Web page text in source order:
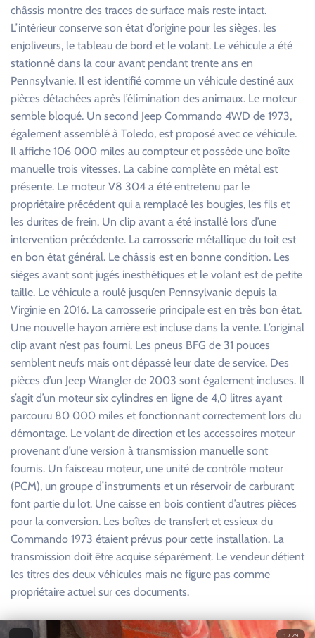
châssis montre des traces de surface mais reste intact.
L’intérieur conserve son état d’origine pour les sièges, les
enjoliveurs, le tableau de bord et le volant. Le véhicule a été
stationné dans la cour avant pendant trente ans en
Pennsylvanie. Il est identifié comme un véhicule destiné aux
pièces détachées après l’élimination des animaux. Le moteur
semble bloqué. Un second Jeep Commando 4WD de 1973,
également assemblé à Toledo, est proposé avec ce véhicule.
Il affiche 106 000 miles au compteur et possède une boîte
manuelle trois vitesses. La cabine complète en métal est
présente. Le moteur V8 304 a été entretenu par le
propriétaire précédent qui a remplacé les bougies, les fils et
les durites de frein. Un clip avant a été installé lors d’une
intervention précédente. La carrosserie métallique du toit est
en bon état général. Le châssis est en bonne condition. Les
sièges avant sont jugés inesthétiques et le volant est de petite
taille. Le véhicule a roulé jusqu’en Pennsylvanie depuis la
Virginie en 2016. La carrosserie principale est en très bon état.
Une nouvelle hayon arrière est incluse dans la vente. L’original
clip avant n’est pas fourni. Les pneus BFG de 31 pouces
semblent neufs mais ont dépassé leur date de service. Des
pièces d’un Jeep Wrangler de 2003 sont également incluses. Il
s’agit d’un moteur six cylindres en ligne de 4,0 litres ayant
parcouru 80 000 miles et fonctionnant correctement lors du
démontage. Le volant de direction et les accessoires moteur
provenant d’une version à transmission manuelle sont
fournis. Un faisceau moteur, une unité de contrôle moteur
(PCM), un groupe d’instruments et un réservoir de carburant
font partie du lot. Une caisse en bois contient d’autres pièces
pour la conversion. Les boîtes de transfert et essieux du
Commando 1973 étaient prévus pour cette installation. La
transmission doit être acquise séparément. Le vendeur détient
les titres des deux véhicules mais ne figure pas comme
propriétaire actuel sur ces documents.
1 / 29